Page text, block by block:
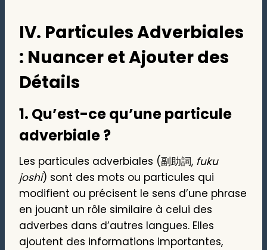
IV. Particules Adverbiales
: Nuancer et Ajouter des
Détails
1. Qu’est-ce qu’une particule
adverbiale ?
Les particules adverbiales (副助詞, fuku
joshi) sont des mots ou particules qui
modifient ou précisent le sens d’une phrase
en jouant un rôle similaire à celui des
adverbes dans d’autres langues. Elles
ajoutent des informations importantes,